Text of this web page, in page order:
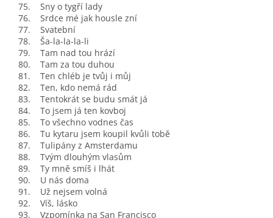
75. Sny o tygří lady
76. Srdce mé jak housle zní
77. Svatební
78. Ša-la-la-la-li
79. Tam nad tou hrází
80. Tam za tou duhou
81. Ten chléb je tvůj i můj
82. Ten, kdo nemá rád
83. Tentokrát se budu smát já
84. To jsem já ten kovboj
85. To všechno vodnes čas
86. Tu kytaru jsem koupil kvůli tobě
87. Tulipány z Amsterdamu
88. Tvým dlouhým vlasům
89. Ty mně smíš i lhát
90. U nás doma
91. Už nejsem volná
92. Víš, lásko
93. Vzpomínka na San Francisco